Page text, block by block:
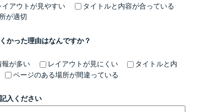
イアウトが見やすい
タイトルと内容が合っている
が適切
かった理由はなんですか？
報が多い レイアウトが見にくい
タイトルと内
ページのある場所が間違っている
入ください